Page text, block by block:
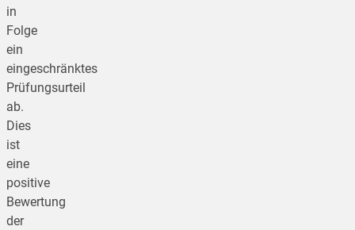
in
Folge
ein
eingeschränktes
Prüfungsurteil
ab.
Dies
ist
eine
positive
Bewertung
der